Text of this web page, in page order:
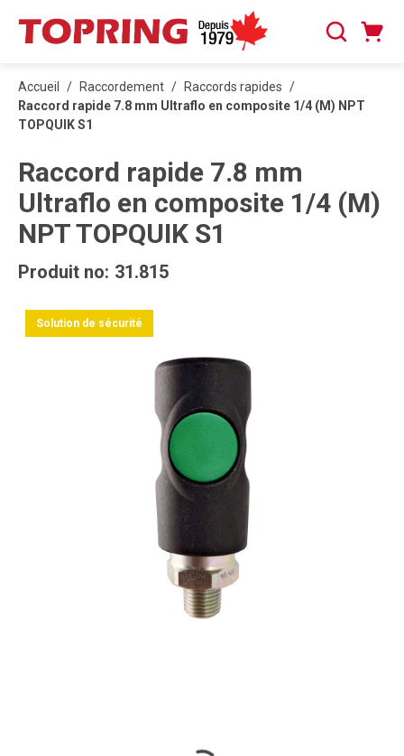
PASSER AU CONTENU PRINCIPAL
Recherche
Accueil / Raccordement / Raccords rapides /
Raccord rapide 7.8 mm Ultraflo en composite 1/4 (M) NPT
TOPQUIK S1
Raccord rapide 7.8 mm
Ultraflo en composite 1/4 (M)
NPT TOPQUIK S1
Produit no: 31.815
Solution de sécurité